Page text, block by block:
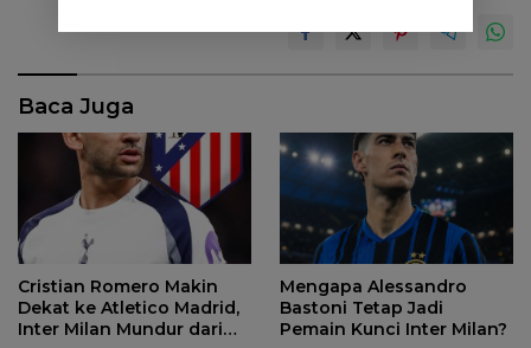
Baca Juga
Cristian Romero Makin
Dekat ke Atletico Madrid,
Inter Milan Mundur dari
Mengapa Alessandro
Bastoni Tetap Jadi
Pemain Kunci Inter Milan?